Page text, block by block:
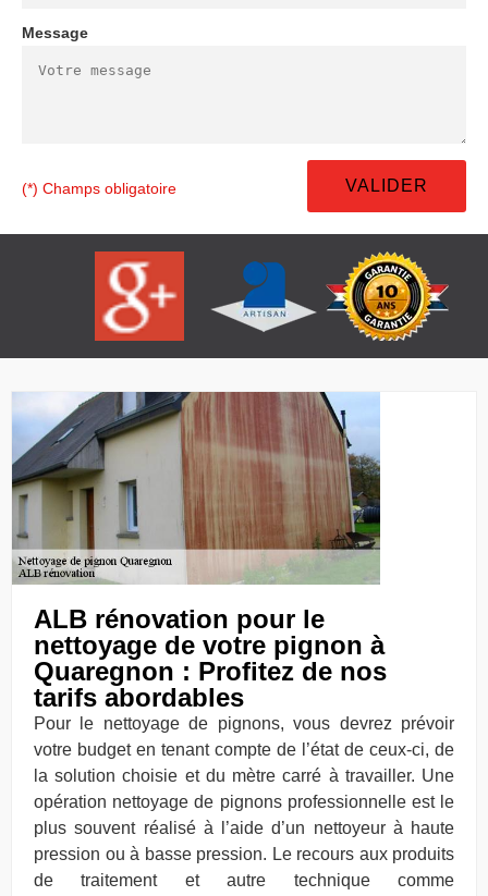
Message
(*) Champs obligatoire
ALB rénovation pour le
nettoyage de votre pignon à
Quaregnon : Profitez de nos
tarifs abordables
Pour le nettoyage de pignons, vous devrez prévoir
votre budget en tenant compte de l’état de ceux-ci, de
la solution choisie et du mètre carré à travailler. Une
opération nettoyage de pignons professionnelle est le
plus souvent réalisé à l’aide d’un nettoyeur à haute
pression ou à basse pression. Le recours aux produits
de traitement et autre technique comme